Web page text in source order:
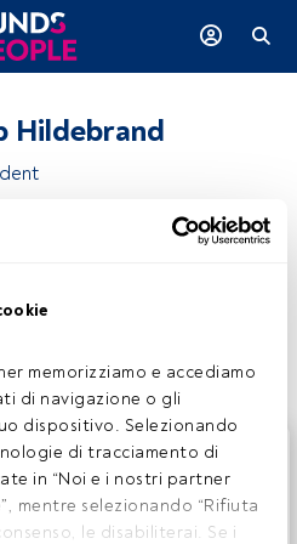
memorizziamo e accediamo
di navigazione o gli
dispositivo. Selezionando
di tracciamento di
in “Noi e i nostri partner
mentre selezionando “Rifiuta
le disabiliterai. Se i
Hildebrand
agli utenti FundsPeople. Se
il pulsante Login. Se non
a registrarti per scoprire
ha da offrire.